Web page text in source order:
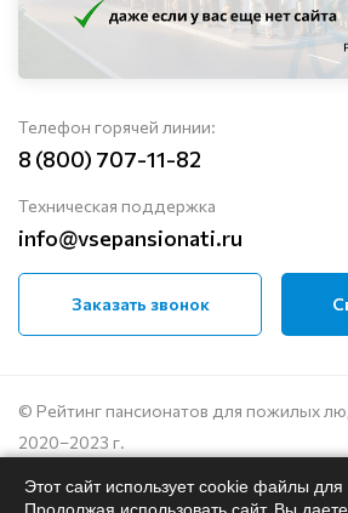
Телефон горячей линии:
8 (800) 707-11-82
Техническая поддержка
info@vsepansionati.ru
Заказать звонок
© Рейтинг пансионатов для пожилых
2020–2023 г.
Политика конфиденциальности
Этот сайт использует cookie файлы